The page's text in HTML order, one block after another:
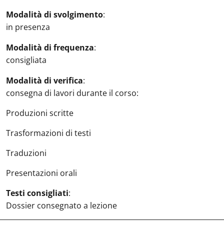
Modalità di svolgimento:
in presenza
Modalità di frequenza:
consigliata
Modalità di verifica:
consegna di lavori durante il corso:
Produzioni scritte
Trasformazioni di testi
Traduzioni
Presentazioni orali
Testi consigliati:
Dossier consegnato a lezione